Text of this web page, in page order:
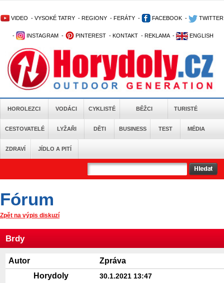
VIDEO - VYSOKÉ TATRY - REGIONY - FERÁTY - FACEBOOK - TWITTER
- INSTAGRAM - PINTEREST - KONTAKT - REKLAMA - ENGLISH
HOROLEZCI VODÁCI CYKLISTÉ BĚŽCI TURISTÉ
CESTOVATELÉ LYŽAŘI DĚTI BUSINESS TEST MÉDIA
ZDRAVÍ JÍDLO A PITÍ
Fórum
Zpět na výpis diskuzí
Brdy
Autor
Zpráva
Horydoly
30.1.2021 13:47